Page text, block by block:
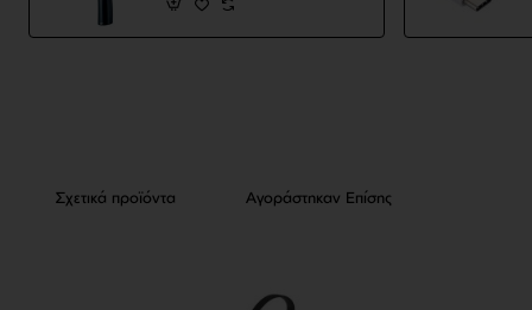
ΟΕΜ
Σχετικά προϊόντα Αγοράστηκαν Επίσης